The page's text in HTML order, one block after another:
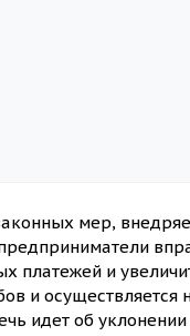
мер,
платежей и
и осуществляется
идет об